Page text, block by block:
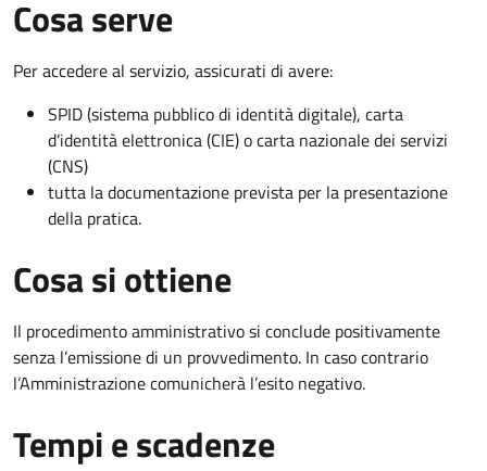
Cosa serve
Per accedere al servizio, assicurati di avere:
SPID (sistema pubblico di identità digitale), carta
d’identità elettronica (CIE) o carta nazionale dei servizi
(CNS)
tutta la documentazione prevista per la presentazione
della pratica.
Cosa si ottiene
Il procedimento amministrativo si conclude positivamente
senza l’emissione di un provvedimento. In caso contrario
l’Amministrazione comunicherà l’esito negativo.
Tempi e scadenze